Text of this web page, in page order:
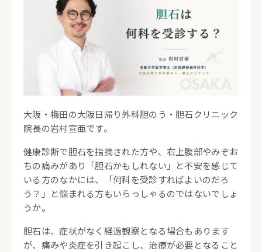
大阪・梅田の大阪日帰り外科胆のう・胆石クリニック
院長の岩村宣亜です。
健康診断で胆石を指摘された方や、右上腹部やみぞお
ちの痛みがあり「胆石かもしれない」と不安を感じて
いる方のなかには、「何科を受診すればよいのだろ
う？」と悩まれる方もいらっしゃるのではないでしょ
うか。
胆石は、症状がなく経過観察となる場合もあります
が、痛みや炎症を引き起こし、治療が必要となること